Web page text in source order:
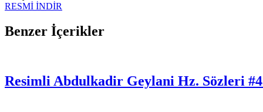
RESMİ İNDİR
Benzer İçerikler
Resimli Abdulkadir Geylani Hz. Sözleri